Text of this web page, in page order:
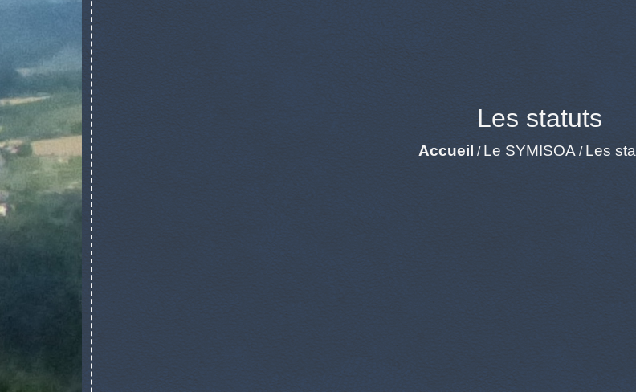
Les statuts
Accueil / Le SYMISOA / Les